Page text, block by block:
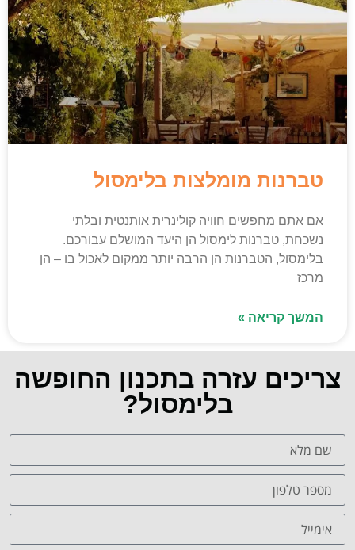
טברנות מומלצות בלימסול
אם אתם מחפשים חוויה קולינרית אותנטית ובלתי
נשכחת, טברנות לימסול הן היעד המושלם עבורכם.
בלימסול, הטברנות הן הרבה יותר ממקום לאכול בו – הן
מרכז
המשך קריאה »
צריכים עזרה בתכנון החופשה
בלימסול?